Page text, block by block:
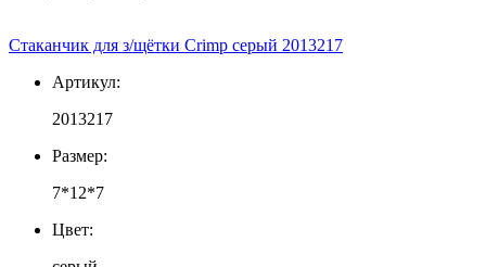
Стаканчик для з/щётки Crimp серый 2013217
Артикул:
2013217
Размер:
7*12*7
Цвет: